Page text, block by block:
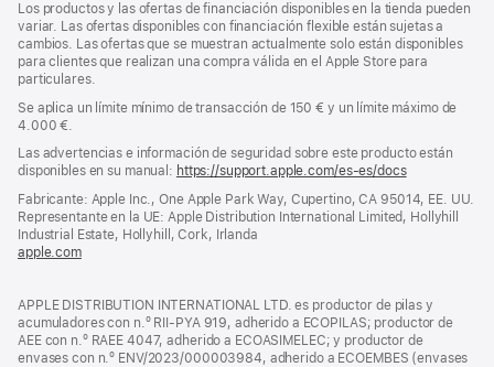
Los productos y las ofertas de financiación disponibles en la tienda pueden
variar. Las ofertas disponibles con financiación flexible están sujetas a
cambios. Las ofertas que se muestran actualmente solo están disponibles
para clientes que realizan una compra válida en el Apple Store para
particulares.
Se aplica un límite mínimo de transacción de 150 € y un límite máximo de
4.000 €.
Las advertencias e información de seguridad sobre este producto están
disponibles en su manual: https://support.apple.com/es-es/docs(se
en
una
Fabricante: Apple Inc., One Apple Park Way, Cupertino, CA 95014, EE. UU.
Representante en la UE: Apple Distribution International Limited, Hollyhill
Industrial Estate, Hollyhill, Cork, Irlanda
apple.com(se
una
ventana
nueva)
APPLE DISTRIBUTION INTERNATIONAL LTD. es productor de pilas y
acumuladores con n.º RII-PYA 919, adherido a ECOPILAS; productor de
AEE con n.º RAEE 4047, adherido a ECOASIMELEC; y productor de
envases con n.º ENV/2023/000003984, adherido a ECOEMBES (envases